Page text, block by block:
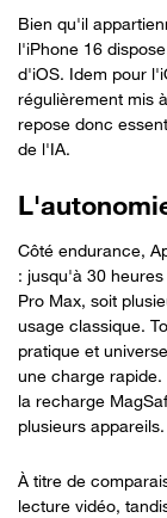
Bien qu'il
l'iPhone 16
d'iOS. Idem pour
régulièrement mis
repose donc
de l'IA.
Côté endurance,
: jusqu'à 30
Pro Max, soit
usage classique.
pratique et
une charge
la recharge
plusieurs appareils.
À titre de
lecture vidéo,